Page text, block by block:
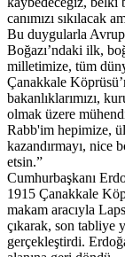
canımızı sıkılacak
Bu duygularla
Boğazı’ndaki ilk,
milletimize, tüm
Çanakkale
bakanlıklarımızı,
olmak üzere
Rabb'im hepimize,
kazandırmayı, nice
etsin.”
Cumhurbaşkanı
1915 Çanakkale
makam aracıyla
çıkarak, son tabliye
gerçekleştirdi.